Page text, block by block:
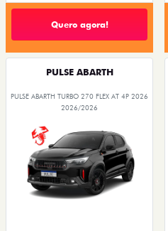
Quero agora!
PULSE ABARTH
PULSE ABARTH TURBO 270 FLEX AT 4P 2026
2026/2026